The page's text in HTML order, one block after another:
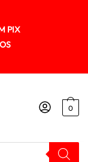
PIX
0